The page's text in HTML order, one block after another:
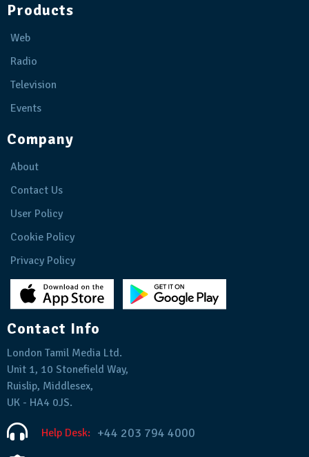
Products
Web
Radio
Television
Events
Company
About
Contact Us
User Policy
Cookie Policy
Privacy Policy
Contact Info
London Tamil Media Ltd.
Unit 1, 10 Stonefield Way,
Ruislip, Middlesex,
UK - HA4 0JS.
Help Desk: +44 203 794 4000